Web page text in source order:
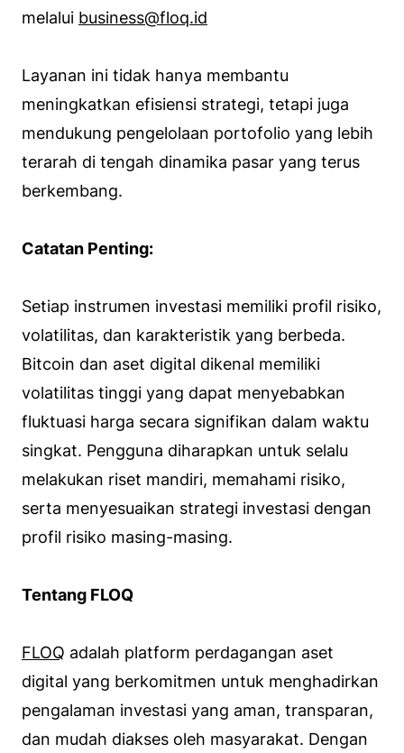
melalui business@floq.id
Layanan ini tidak hanya membantu
meningkatkan efisiensi strategi, tetapi juga
mendukung pengelolaan portofolio yang lebih
terarah di tengah dinamika pasar yang terus
berkembang.
Catatan Penting:
Setiap instrumen investasi memiliki profil risiko,
volatilitas, dan karakteristik yang berbeda.
Bitcoin dan aset digital dikenal memiliki
volatilitas tinggi yang dapat menyebabkan
fluktuasi harga secara signifikan dalam waktu
singkat. Pengguna diharapkan untuk selalu
melakukan riset mandiri, memahami risiko,
serta menyesuaikan strategi investasi dengan
profil risiko masing-masing.
Tentang FLOQ
FLOQ adalah platform perdagangan aset
digital yang berkomitmen untuk menghadirkan
pengalaman investasi yang aman, transparan,
dan mudah diakses oleh masyarakat. Dengan